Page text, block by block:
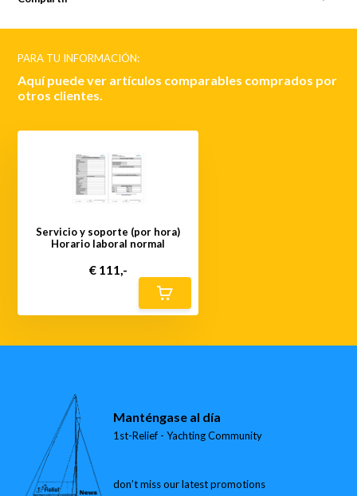
PARA TU INFORMACIÓN:
Aquí puede ver artículos comparables comprados por
otros clientes.
Servicio y soporte (por hora)
Horario laboral normal
€ 111,-
Manténgase al día
1st-Relief - Yachting Community
don’t miss our latest promotions